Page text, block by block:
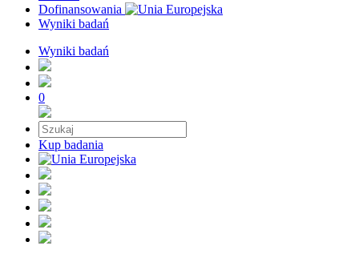
Dofinansowania
Wyniki badań
Wyniki badań
0
Kup badania